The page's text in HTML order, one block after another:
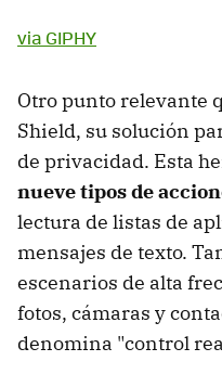
via GIPHY
Otro punto relevante
Shield, su solución
de privacidad. Esta
nueve tipos de
lectura de listas de
mensajes de texto.
escenarios de alta
fotos, cámaras y
denomina "control